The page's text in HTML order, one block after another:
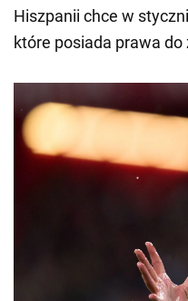
Hiszpanii chce w
które posiada prawa do